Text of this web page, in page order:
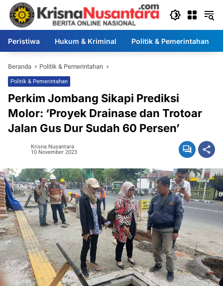
Langsung
konten
Peristiwa Hukum & Kriminal Politik & Pemerintahan
Beranda Politik & Pemerintahan
Politik & Pemerintahan
Perkim Jombang Sikapi Prediksi
Molor: ‘Proyek Drainase dan Trotoar
Jalan Gus Dur Sudah 60 Persen’
Krisna Nusantara
10 November 2023